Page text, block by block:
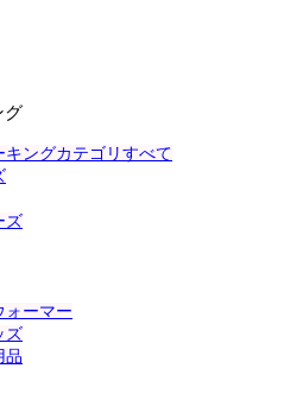
グ
ングカテゴリすべて
ズ
ォーマー
ズ
品